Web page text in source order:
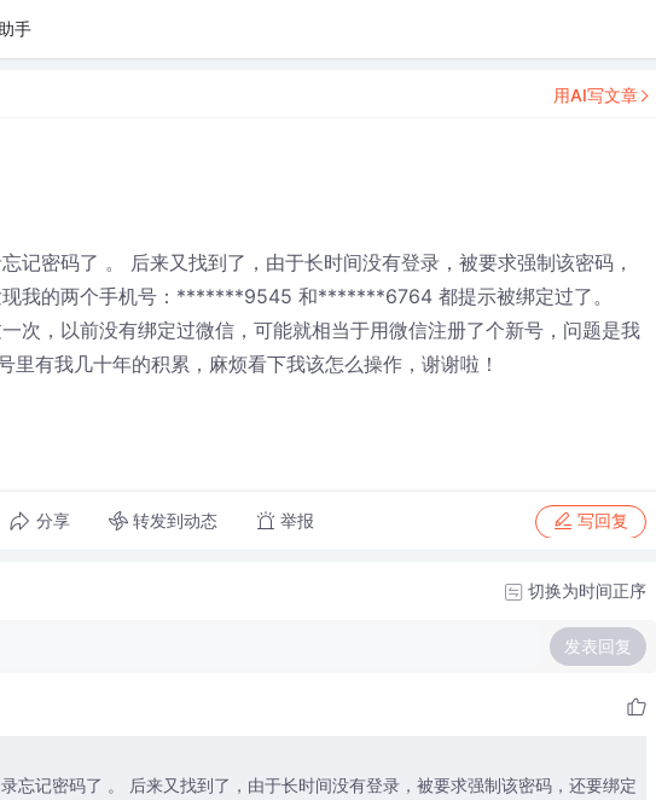
手
记密码了 。 后来又找到了，由于长时间没有登录，被要求强制该密码，
我的两个手机号：*******9545 和*******6764 都提示被绑定过了。
次，以前没有绑定过微信，可能就相当于用微信注册了个新号，问题是我
有我几十年的积累，麻烦看下我该怎么操作，谢谢啦！
分享 转发到动态 举报 写回复
用AI写文章
切换为时间正序
发表回复
忘记密码了 。 后来又找到了，由于长时间没有登录，被要求强制该密码，还要绑定